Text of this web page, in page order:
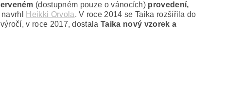
(dostupném pouze o vánocích) provedení,
Heikki Orvola. V roce 2014 se Taika rozšířila do
v roce 2017, dostalaTaika nový vzorek a